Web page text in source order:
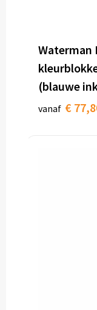
Waterman
(blauwe
vanaf €